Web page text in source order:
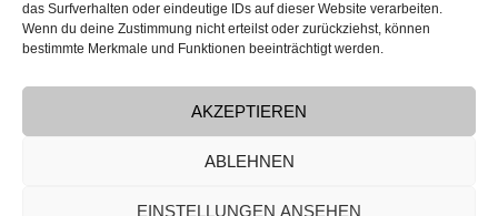
das Surfverhalten oder eindeutige IDs auf dieser Website verarbeiten.
Wenn du deine Zustimmung nicht erteilst oder zurückziehst, können
bestimmte Merkmale und Funktionen beeinträchtigt werden.
AKZEPTIEREN
ABLEHNEN
EINSTELLUNGEN ANSEHEN
Kundenkonto
atelier vogelfrei
Felix-Hahn-Strasse 1
9073 Klagenfurt-Viktring
Österreich